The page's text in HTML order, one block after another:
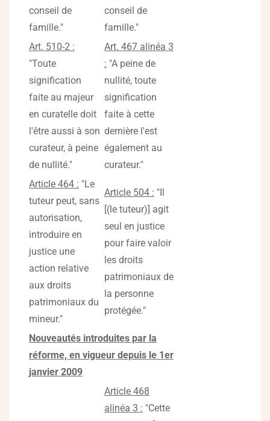
conseil de
famille."
conseil de
famille."
Art. 510-2 :
"Toute
signification
faite au majeur
en curatelle doit
l'être aussi à son
curateur, à peine
de nullité."
Art. 467 alinéa 3
: "A peine de
nullité, toute
signification
faite à cette
dernière l'est
également au
curateur."
Article 464 : "Le
tuteur peut, sans
autorisation,
introduire en
justice une
action relative
aux droits
patrimoniaux du
mineur."
Article 504 : "Il
[(le tuteur)] agit
seul en justice
pour faire valoir
les droits
patrimoniaux de
la personne
protégée."
Nouveautés introduites par la
réforme, en vigueur depuis le 1er
janvier 2009
Article 468
alinéa 3 : "Cette